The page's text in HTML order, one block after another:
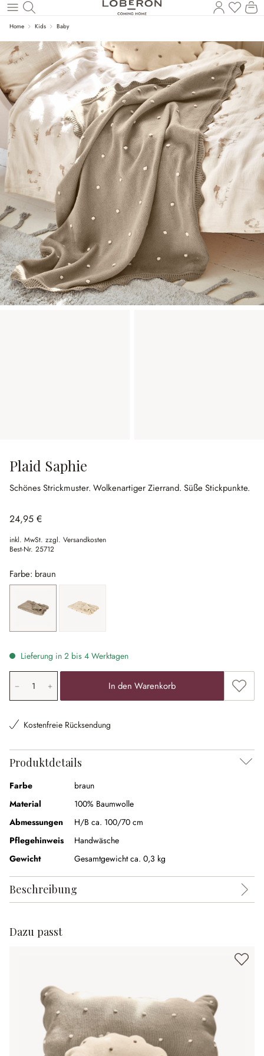
Zum Hauptinhalt springen
Home Kids Baby
Plaid Saphie
Schönes Strickmuster. Wolkenartiger Zierrand. Süße Stickpunkte.
24,95 €
inkl. MwSt. zzgl. Versandkosten
Best-Nr. 25712
Farbe: braun
braun creme
Lieferung in 2 bis 4 Werktagen
Produkt Anzahl: Gib den gewünschten Wert ein oder
In den Warenkorb Zum
Kostenfreie Rücksendung
Produktdetails
Farbe
braun
Material
100% Baumwolle
Abmessungen
H/B ca. 100/70 cm
Pflegehinweis
Handwäsche
Gewicht
Gesamtgewicht ca. 0,3 kg
Beschreibung
Dazu passt